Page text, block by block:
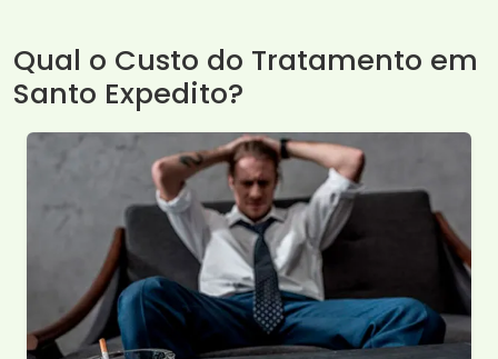
Qual o Custo do Tratamento em
Santo Expedito?